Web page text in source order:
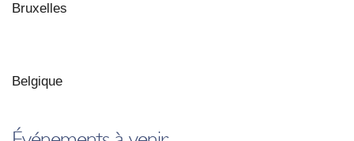
Bruxelles
Bel­gique